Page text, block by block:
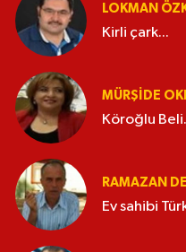
LOKMAN
Kirli çark...
MÜRŞIDE
Köroğlu
RAMAZAN
Ev sahibi